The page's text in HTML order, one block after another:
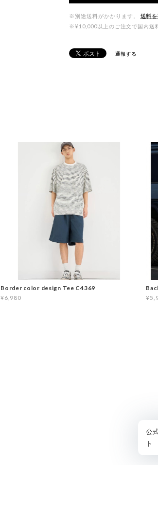
※別途送料がかかります。
送料
※¥10,000以上のご注文で国内送
通報する
Border color design Tee C4369
¥6,980